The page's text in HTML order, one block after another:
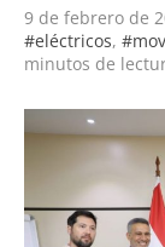
9 de febrero de
#eléctricos,
minutos de